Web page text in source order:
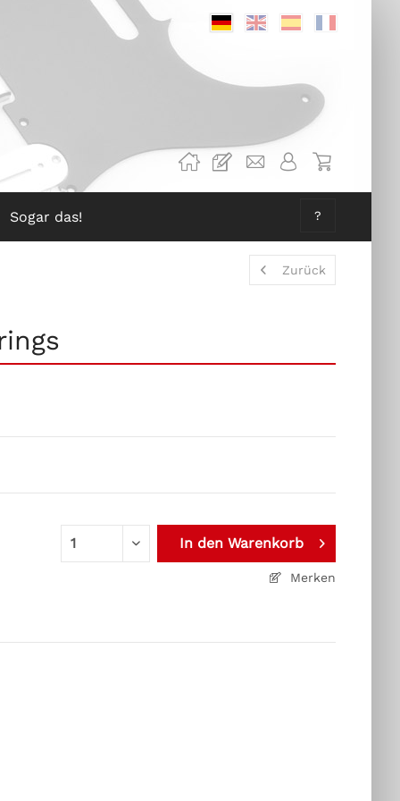
DeutschEnglischSpanisch
Sogar das! ?
Zurück
In den Warenkorb
Merken